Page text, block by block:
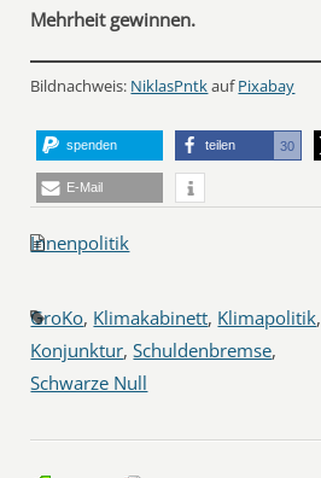
Mehrheit gewinnen.
Bildnachweis: NiklasPntkaufPixabay
spenden teilen 30
E-Mail
Innenpolitik
GroKo, Klimakabinett, Klimapolitik,
Konjunktur,Schuldenbremse,
Schwarze Null